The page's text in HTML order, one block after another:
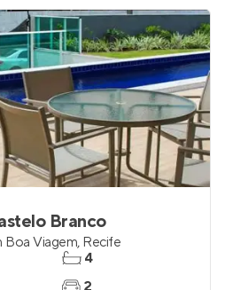
Branco
Boa Viagem, Recife
4
2